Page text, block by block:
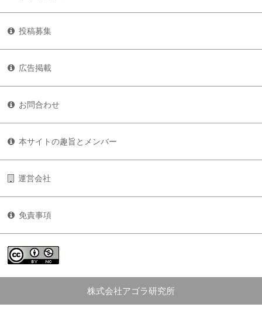
投稿募集
広告掲載
お問合わせ
本サイトの趣旨とメンバー
運営会社
免責事項
株式会社アゴラ研究所